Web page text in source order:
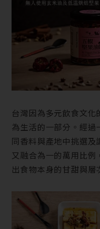
台灣因為多元飲食文
為生活的一部分。經過
同香料與產地中挑選及
又融合為一的萬用比
出食物本身的甘甜與層